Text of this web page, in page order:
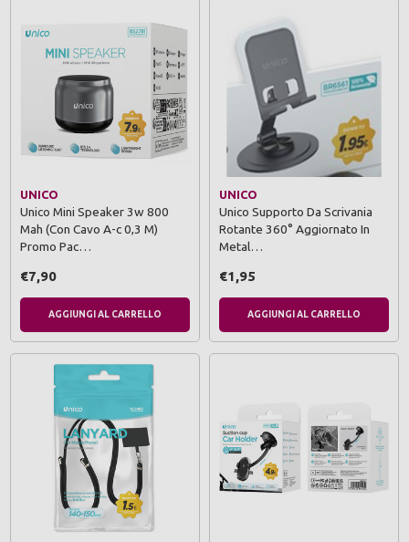
UNICO
Unico Mini Speaker 3w 800
Mah (Con Cavo A-c 0,3 M)
Promo Pac…
€7,90
AGGIUNGI AL CARRELLO
UNICO
Unico Supporto Da Scrivania
Rotante 360° Aggiornato In
Metal…
€1,95
AGGIUNGI AL CARRELLO